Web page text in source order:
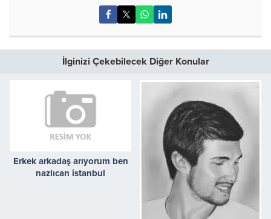
İlginizi Çekebilecek Diğer Konular
Erkek arkadaş arıyorum ben
nazlıcan istanbul